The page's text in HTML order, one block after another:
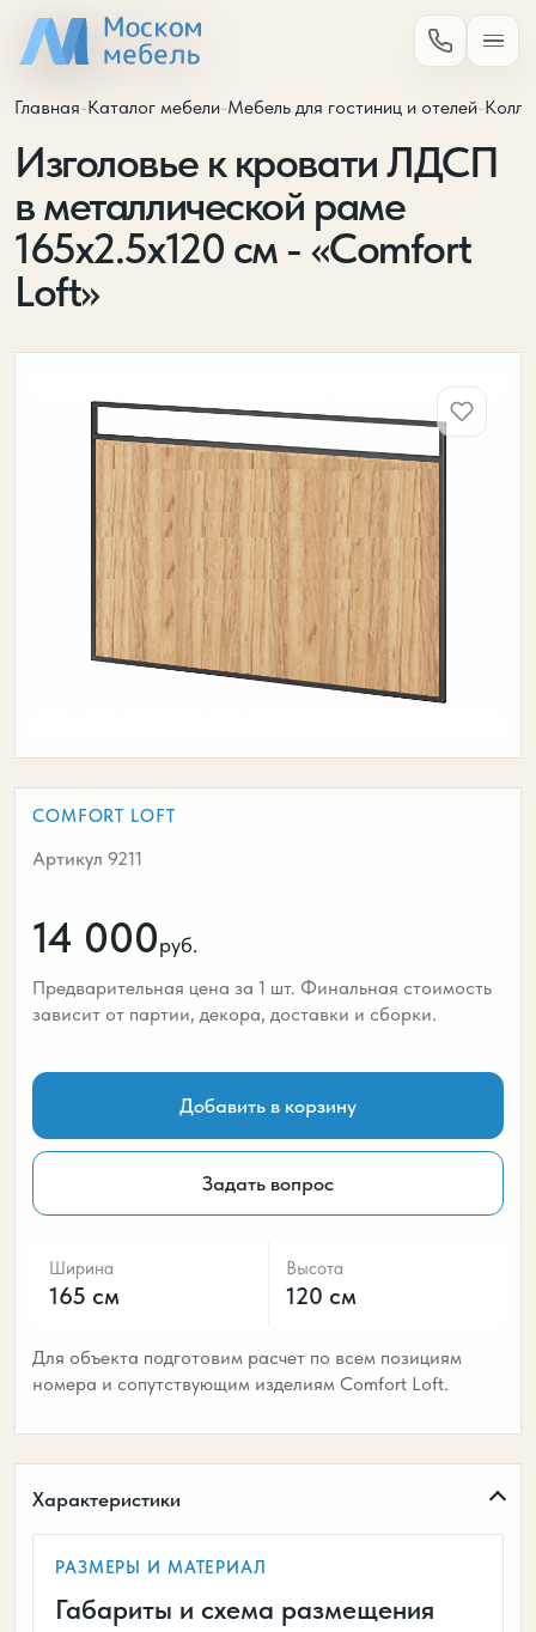
Главная-Каталог мебели-Мебель для гостиниц и отелей-
Изголовье к кровати ЛДСП
в металлической раме
165х2.5х120 см - «Comfort
Loft»
COMFORT LOFT
Артикул 9211
14 000руб.
Предварительная цена за 1 шт. Финальная стоимость
зависит от партии, декора, доставки и сборки.
Добавить в корзину
Задать вопрос
Ширина
165 см
Высота
120 см
Для объекта подготовим расчет по всем позициям
номера и сопутствующим изделиям Comfort Loft.
Характеристики
РАЗМЕРЫ И МАТЕРИАЛ
Габариты и схема размещения